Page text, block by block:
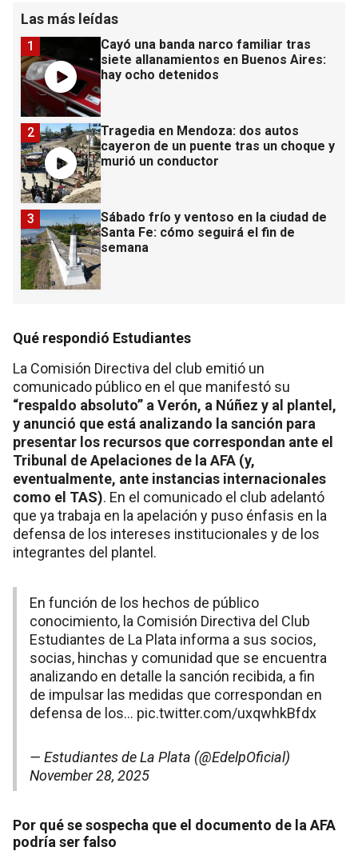
Las más leídas
Cayó una banda narco familiar tras
siete allanamientos en Buenos Aires:
hay ocho detenidos
1
Tragedia en Mendoza: dos autos
cayeron de un puente tras un choque y
murió un conductor
2
Sábado frío y ventoso en la ciudad de
Santa Fe: cómo seguirá el fin de
semana
3
Qué respondió Estudiantes
La Comisión Directiva del club emitió un
comunicado público en el que manifestó su
“respaldo absoluto” a Verón, a Núñez y al plantel,
y anunció que está analizando la sanción para
presentar los recursos que correspondan ante el
Tribunal de Apelaciones de la AFA (y,
eventualmente, ante instancias internacionales
como el TAS). En el comunicado el club adelantó
que ya trabaja en la apelación y puso énfasis en la
defensa de los intereses institucionales y de los
integrantes del plantel.
En función de los hechos de público
conocimiento, la Comisión Directiva del Club
Estudiantes de La Plata informa a sus socios,
socias, hinchas y comunidad que se encuentra
analizando en detalle la sanción recibida, a fin
de impulsar las medidas que correspondan en
defensa de los… pic.twitter.com/uxqwhkBfdx
— Estudiantes de La Plata (@EdelpOficial)
November 28, 2025
Por qué se sospecha que el documento de la AFA
podría ser falso